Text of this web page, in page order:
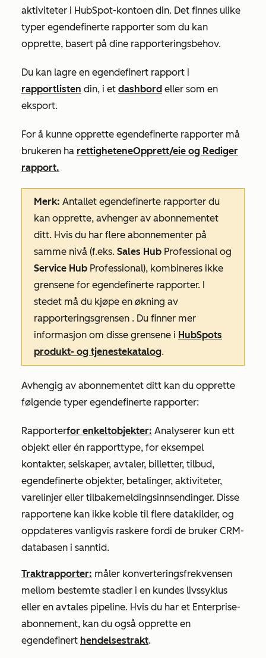
aktiviteter i HubSpot-kontoen din. Det finnes ulike
typer egendefinerte rapporter som du kan
opprette, basert på dine rapporteringsbehov.
Du kan lagre en egendefinert rapport i
rapportlisten din, i et dashbord eller som en
eksport.
For å kunne opprette egendefinerte rapporter må
brukeren ha rettigheteneOpprett/eie og Rediger
rapport.
Merk: Antallet egendefinerte rapporter du
kan opprette, avhenger av abonnementet
ditt. Hvis du har flere abonnementer på
samme nivå (f.eks. Sales Hub Professional og
Service Hub Professional), kombineres ikke
grensene for egendefinerte rapporter. I
stedet må du kjøpe en økning av
rapporteringsgrensen . Du finner mer
informasjon om disse grensene i HubSpots
produkt- og tjenestekatalog.
Avhengig av abonnementet ditt kan du opprette
følgende typer egendefinerte rapporter:
Rapporterfor enkeltobjekter: Analyserer kun ett
objekt eller én rapporttype, for eksempel
kontakter, selskaper, avtaler, billetter, tilbud,
egendefinerte objekter, betalinger, aktiviteter,
varelinjer eller tilbakemeldingsinnsendinger. Disse
rapportene kan ikke koble til flere datakilder, og
oppdateres vanligvis raskere fordi de bruker CRM-
databasen i sanntid.
Traktrapporter: måler konverteringsfrekvensen
mellom bestemte stadier i en kundes livssyklus
eller en avtales pipeline. Hvis du har et Enterprise-
abonnement, kan du også opprette en
egendefinert hendelsestrakt.